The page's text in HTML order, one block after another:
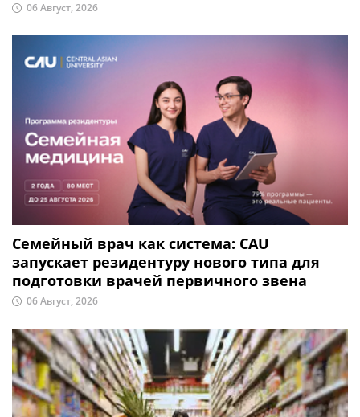
06 Август, 2026
Семейный врач как система: CAU
запускает резидентуру нового типа для
подготовки врачей первичного звена
06 Август, 2026